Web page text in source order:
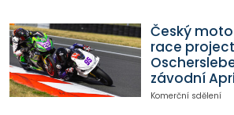
Český
race
závodní
Komerční sdělení